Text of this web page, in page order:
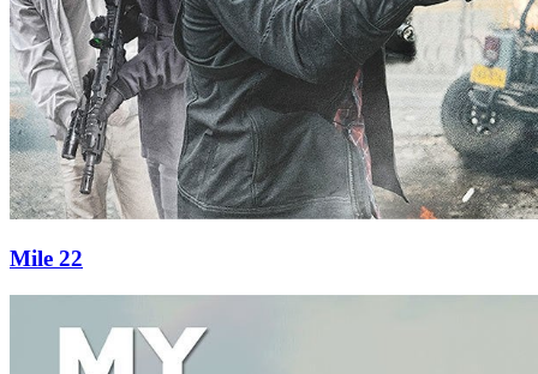
Mile 22